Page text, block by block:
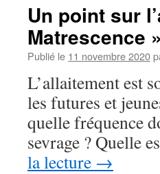
Un point sur
Matrescence »
Publié le 11 novembre 2020
L’allaitement est
les futures et
quelle fréquence
sevrage ? Quelle
la lecture →